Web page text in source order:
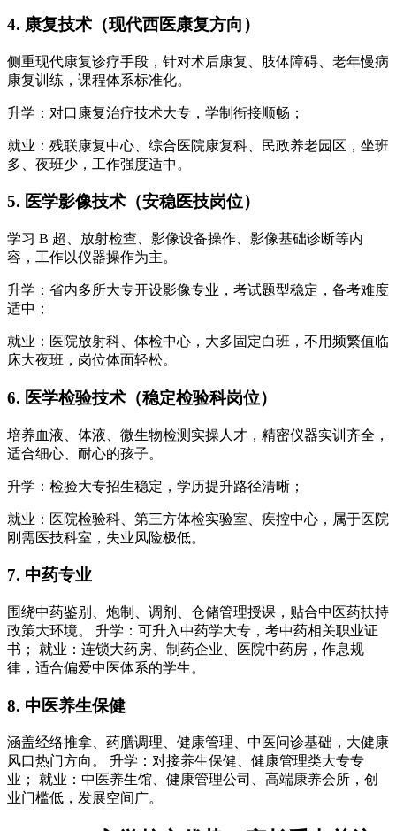
4. 康复技术（现代西医康复方向）
侧重现代康复诊疗手段，针对术后康复、肢体障碍、老年慢病
康复训练，课程体系标准化。
升学：对口康复治疗技术大专，学制衔接顺畅；
就业：残联康复中心、综合医院康复科、民政养老园区，坐班
多、夜班少，工作强度适中。
5. 医学影像技术（安稳医技岗位）
学习 B 超、放射检查、影像设备操作、影像基础诊断等内
容，工作以仪器操作为主。
升学：省内多所大专开设影像专业，考试题型稳定，备考难度
适中；
就业：医院放射科、体检中心，大多固定白班，不用频繁值临
床大夜班，岗位体面轻松。
6. 医学检验技术（稳定检验科岗位）
培养血液、体液、微生物检测实操人才，精密仪器实训齐全，
适合细心、耐心的孩子。
升学：检验大专招生稳定，学历提升路径清晰；
就业：医院检验科、第三方体检实验室、疾控中心，属于医院
刚需医技科室，失业风险极低。
7. 中药专业
围绕中药鉴别、炮制、调剂、仓储管理授课，贴合中医药扶持
政策大环境。 升学：可升入中药学大专，考中药相关职业证
书； 就业：连锁大药房、制药企业、医院中药房，作息规
律，适合偏爱中医体系的学生。
8. 中医养生保健
涵盖经络推拿、药膳调理、健康管理、中医问诊基础，大健康
风口热门方向。 升学：对接养生保健、健康管理类大专专
业； 就业：中医养生馆、健康管理公司、高端康养会所，创
业门槛低，发展空间广。